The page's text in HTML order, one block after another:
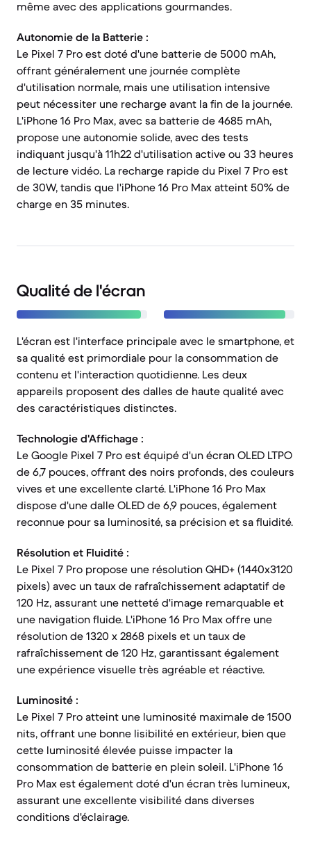
même avec des applications gourmandes.
Autonomie de la Batterie :
Le Pixel 7 Pro est doté d'une batterie de 5000 mAh,
offrant généralement une journée complète
d'utilisation normale, mais une utilisation intensive
peut nécessiter une recharge avant la fin de la journée.
L'iPhone 16 Pro Max, avec sa batterie de 4685 mAh,
propose une autonomie solide, avec des tests
indiquant jusqu'à 11h22 d'utilisation active ou 33 heures
de lecture vidéo. La recharge rapide du Pixel 7 Pro est
de 30W, tandis que l'iPhone 16 Pro Max atteint 50% de
charge en 35 minutes.
Qualité de l'écran
L'écran est l'interface principale avec le smartphone, et
sa qualité est primordiale pour la consommation de
contenu et l'interaction quotidienne. Les deux
appareils proposent des dalles de haute qualité avec
des caractéristiques distinctes.
Technologie d'Affichage :
Le Google Pixel 7 Pro est équipé d'un écran OLED LTPO
de 6,7 pouces, offrant des noirs profonds, des couleurs
vives et une excellente clarté. L'iPhone 16 Pro Max
dispose d'une dalle OLED de 6,9 pouces, également
reconnue pour sa luminosité, sa précision et sa fluidité.
Résolution et Fluidité :
Le Pixel 7 Pro propose une résolution QHD+ (1440x3120
pixels) avec un taux de rafraîchissement adaptatif de
120 Hz, assurant une netteté d'image remarquable et
une navigation fluide. L'iPhone 16 Pro Max offre une
résolution de 1320 x 2868 pixels et un taux de
rafraîchissement de 120 Hz, garantissant également
une expérience visuelle très agréable et réactive.
Luminosité :
Le Pixel 7 Pro atteint une luminosité maximale de 1500
nits, offrant une bonne lisibilité en extérieur, bien que
cette luminosité élevée puisse impacter la
consommation de batterie en plein soleil. L'iPhone 16
Pro Max est également doté d'un écran très lumineux,
assurant une excellente visibilité dans diverses
conditions d'éclairage.